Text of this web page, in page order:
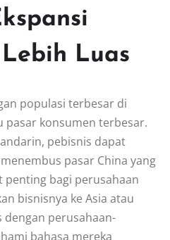
Luas
populasi terbesar di
pasar konsumen terbesar.
pebisnis dapat
pasar China yang
penting bagi perusahaan
bisnisnya ke Asia atau
perusahaan-
bahasa mereka